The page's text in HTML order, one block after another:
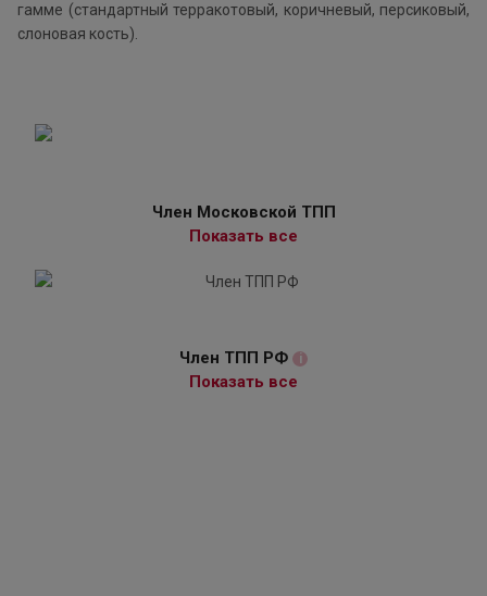
гамме (стандартный терракотовый, коричневый, персиковый,
слоновая кость).
Член Московской ТПП
Показать все
Член ТПП РФ i
Показать все